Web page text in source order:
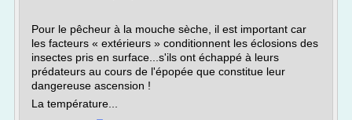
Pour le pêcheur à la mouche sèche, il est important car
les facteurs « extérieurs » conditionnent les éclosions des
insectes pris en surface...s'ils ont échappé à leurs
prédateurs au cours de l'épopée que constitue leur
dangereuse ascension !
La température...